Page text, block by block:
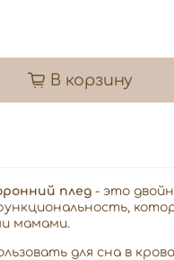
В корзину
плед - это
мамами.
для сна в